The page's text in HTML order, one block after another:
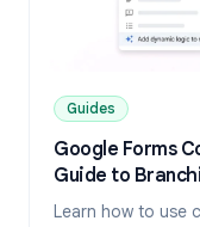
Guides
Google Forms
Guide to
Learn how to use